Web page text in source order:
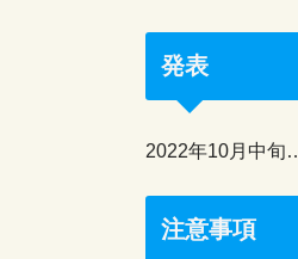
発表
2022年10月中旬
注意事項